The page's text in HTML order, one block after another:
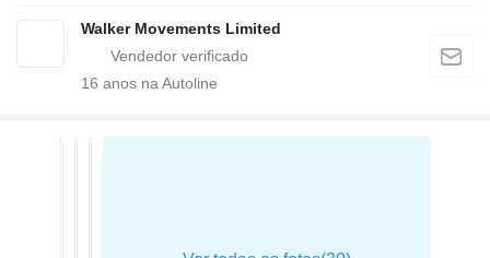
Walker Movements Limited
16 anos na Autoline